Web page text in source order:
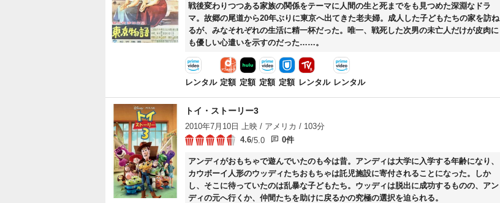
戦後変わりつつある家族の関係をテーマに人間の生と死までをも見つめた深淵なドラ
マ。故郷の尾道から20年ぶりに東京へ出てきた老夫婦。成人した子どもたちの家を訪ね
るが、みなそれぞれの生活に精一杯だった。唯一、戦死した次男の未亡人だけが皮肉に
も優しい心遣いを示すのだった……。
レンタル 定額 定額 定額 定額 レンタル レンタル
トイ・ストーリー3
2010年7月10日 上映 / アメリカ / 103分
4.6/5.0 0件
アンディがおもちゃで遊んでいたのも今は昔。アンディは大学に入学する年齢になり、
カウボーイ人形のウッディたちおもちゃは託児施設に寄付されることになった。しか
し、そこに待っていたのは乱暴な子どもたち。ウッディは脱出に成功するものの、アン
ディの元へ行くか、仲間たちを助けに戻るかの究極の選択を迫られる。